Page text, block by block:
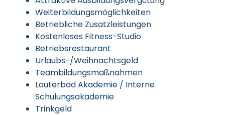
Weiterbildungsmöglichkeiten
Betriebliche Zusatzleistungen
Kostenloses Fitness-Studio
Betriebsrestaurant
Urlaubs-/Weihnachtsgeld
Teambildungsmaßnahmen
Lauterbad Akademie / Interne
Schulungsakademie
Trinkgeld